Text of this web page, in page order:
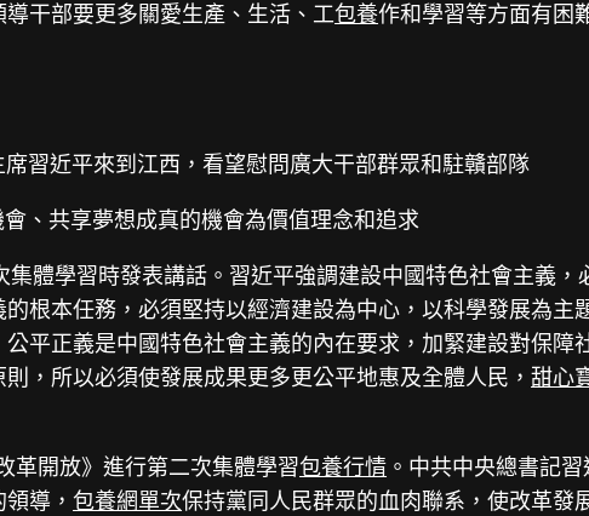
干部要更多關愛生產、生活、工包養作和學習等方面有困
習近平來到江西，看望慰問廣大干部群眾和駐贛部隊
、共享夢想成真的機會為價值理念和追求
體學習時發表講話。習近平強調建設中國特色社會主義，
根本任務，必須堅持以經濟建設為中心，以科學發展為
平正義是中國特色社會主義的內在要求，加緊建設對保障
，所以必須使發展成果更多更公平地惠及全體人民，甜心
革開放》進行第二次集體學習包養行情 。中共中央總書記
領導，包養網單次保持黨同人民群眾的血肉聯系，使改革發